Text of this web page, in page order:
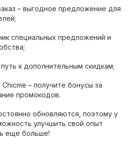
– выгодное предложение для
специальных предложений и
к дополнительным скидкам;
– получите бонусы за
промокодов.
обновляются, поэтому у
улучшить свой опыт
еще больше!